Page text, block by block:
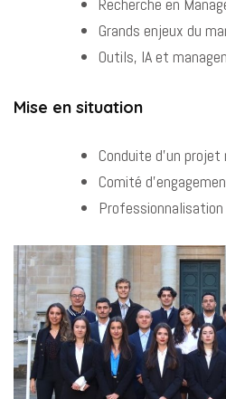
Grands enjeux du
Outils, IA et
Mise en situation
Conduite d’un projet
Comité
Professionnalisation